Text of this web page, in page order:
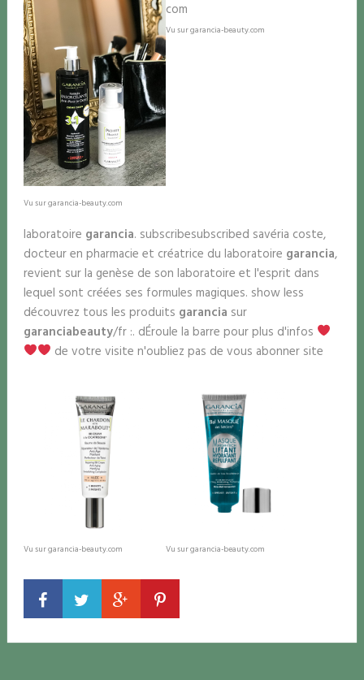
Vu sur garancia-beauty.com
Vu sur garancia-beauty.com
laboratoire garancia. subscribesubscribed savéria coste,
docteur en pharmacie et créatrice du laboratoire garancia,
revient sur la genèse de son laboratoire et l'esprit dans
lequel sont créées ses formules magiques. show less
découvrez tous les produits garancia sur
garanciabeauty/fr :. dÉroule la barre pour plus d'infos
de votre visite n'oubliez pas de vous abonner site
Vu sur garancia-beauty.com Vu sur garancia-beauty.com